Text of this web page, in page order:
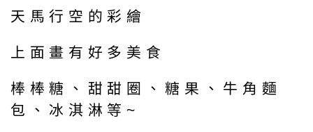
天馬行空的彩繪
上面畫有好多美食
棒棒糖、甜甜圈、糖果、牛角麵
包、冰淇淋等~